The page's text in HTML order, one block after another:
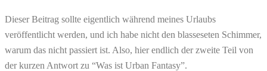
Dieser Beitrag sollte eigentlich während meines Urlaubs
veröffentlicht werden, und ich habe nicht den blasseseten Schimmer,
warum das nicht passiert ist. Also, hier endlich der zweite Teil von
der kurzen Antwort zu “Was ist Urban Fantasy”.